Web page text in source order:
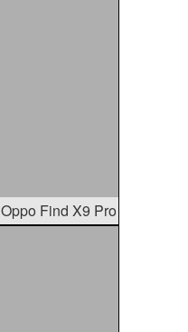
Oppo Find X9 Pro